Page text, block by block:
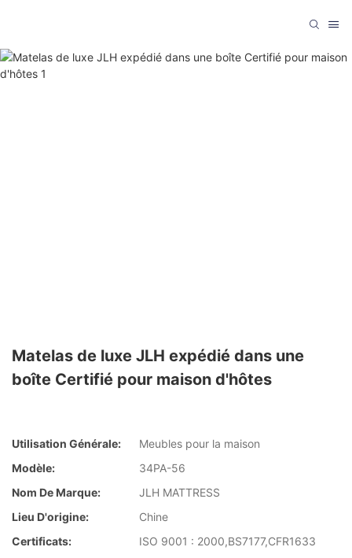
Matelas de luxe JLH expédié dans une
boîte Certifié pour maison d'hôtes
Utilisation Générale:
Meubles pour la maison
Modèle:
34PA-56
Nom De Marque:
JLH MATTRESS
Lieu D'origine:
Chine
Certificats:
ISO 9001 : 2000,BS7177,CFR1633